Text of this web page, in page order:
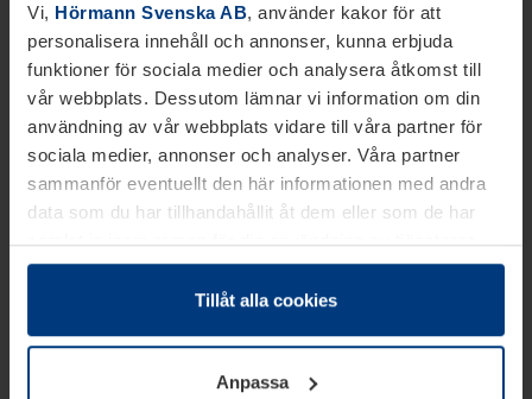
Vi, Hörmann Svenska AB, använder kakor för att
personalisera innehåll och annonser, kunna erbjuda
funktioner för sociala medier och analysera åtkomst till
vår webbplats. Dessutom lämnar vi information om din
användning av vår webbplats vidare till våra partner för
sociala medier, annonser och analyser. Våra partner
sammanför eventuellt den här informationen med andra
data som du har tillhandahållit åt dem eller som de har
samlat in inom ramen för din användning av tjänsterna.
Juridiskt kan vi lagra kakor på din enhet, om de är
absolut nödvändiga för driften av den här webbplatsen.
godkännande kan du när som helst ändra eller återkalla i
informationen om kakor underDataskyddsförklaring
Tillåt alla cookies
Anpassa